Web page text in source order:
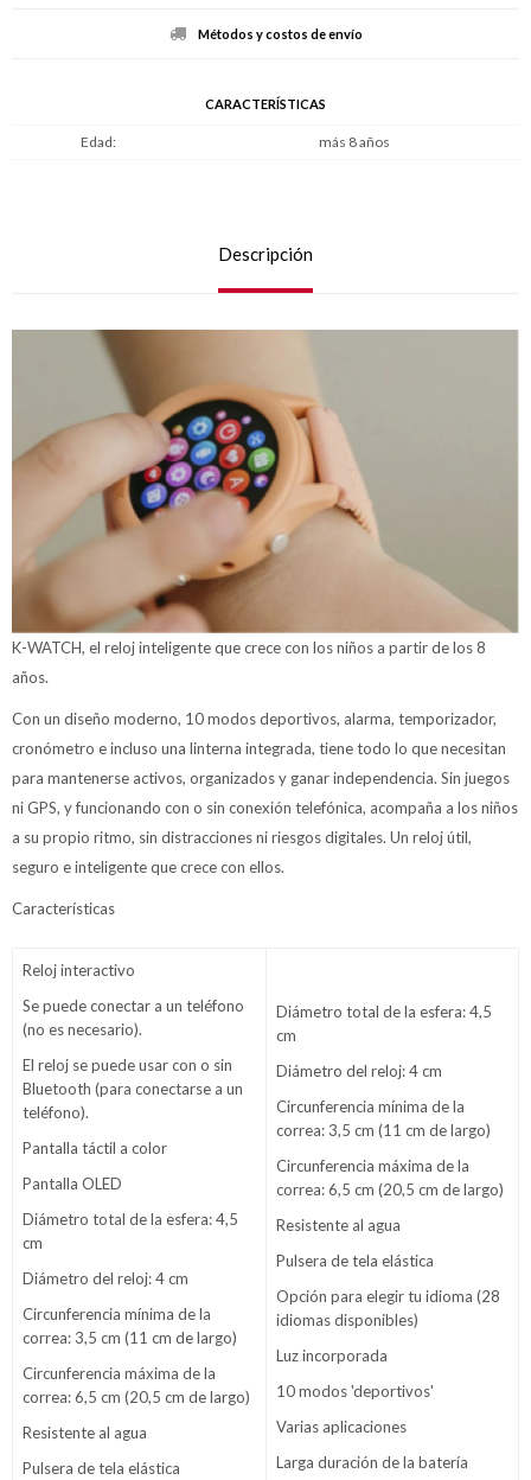
Métodos y costos de envío
CARACTERÍSTICAS
Edad más 8 años
Descripción
K-WATCH, el reloj inteligente que crece con los niños a partir de los 8
años.
Con un diseño moderno, 10 modos deportivos, alarma, temporizador,
cronómetro e incluso una linterna integrada, tiene todo lo que necesitan
para mantenerse activos, organizados y ganar independencia. Sin juegos
ni GPS, y funcionando con o sin conexión telefónica, acompaña a los niños
a su propio ritmo, sin distracciones ni riesgos digitales. Un reloj útil,
seguro e inteligente que crece con ellos.
Características
Reloj interactivo
Se puede conectar a un teléfono
(no es necesario).
El reloj se puede usar con o sin
Bluetooth (para conectarse a un
teléfono).
Pantalla táctil a color
Pantalla OLED
Diámetro total de la esfera: 4,5
cm
Diámetro del reloj: 4 cm
Circunferencia mínima de la
correa: 3,5 cm (11 cm de largo)
Circunferencia máxima de la
correa: 6,5 cm (20,5 cm de largo)
Resistente al agua
Pulsera de tela elástica
Diámetro total de la esfera: 4,5
cm
Diámetro del reloj: 4 cm
Circunferencia mínima de la
correa: 3,5 cm (11 cm de largo)
Circunferencia máxima de la
correa: 6,5 cm (20,5 cm de largo)
Resistente al agua
Pulsera de tela elástica
Opción para elegir tu idioma (28
idiomas disponibles)
Luz incorporada
10 modos 'deportivos'
Varias aplicaciones
Larga duración de la batería